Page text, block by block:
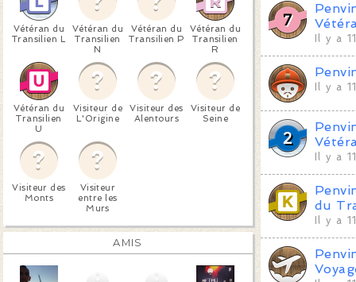
Vétéran du
Transilien L
Vétéran du
Transilien
N
Vétéran du
Transilien P
Vétéran du
Transilien
R
Vétéran du
Transilien
U
Visiteur de
L'Origine
Visiteur des
Alentours
Visiteur de
Seine
Visiteur des
Monts
Visiteur
entre les
Murs
AMIS
Il y a
Il y a
Il y a
du
Il y a